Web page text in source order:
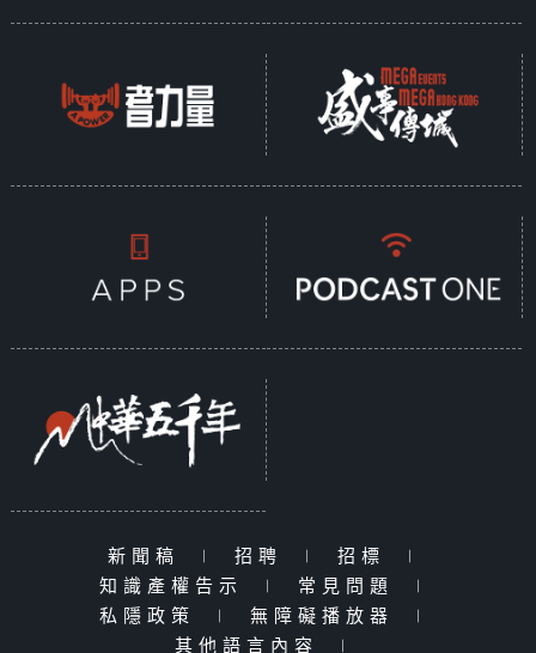
新聞稿 | 招聘 | 招標
|
知識產權告示
| 常見問題
|
私隱政策
| 無障礙播放器
|
其他語言內容
|